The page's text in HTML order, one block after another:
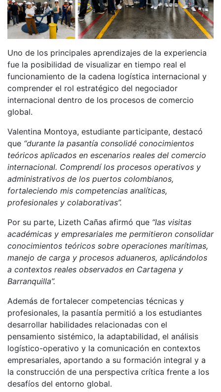
Uno de los principales aprendizajes de la experiencia
fue la posibilidad de visualizar en tiempo real el
funcionamiento de la cadena logística internacional y
comprender el rol estratégico del negociador
internacional dentro de los procesos de comercio
global.
Valentina Montoya, estudiante participante, destacó
que “durante la pasantía consolidé conocimientos
teóricos aplicados en escenarios reales del comercio
internacional. Comprendí los procesos operativos y
administrativos de los puertos colombianos,
fortaleciendo mis competencias analíticas,
profesionales y colaborativas”.
Por su parte, Lizeth Cañas afirmó que “las visitas
académicas y empresariales me permitieron consolidar
conocimientos teóricos sobre operaciones marítimas,
manejo de carga y procesos aduaneros, aplicándolos
a contextos reales observados en Cartagena y
Barranquilla”.
Además de fortalecer competencias técnicas y
profesionales, la pasantía permitió a los estudiantes
desarrollar habilidades relacionadas con el
pensamiento sistémico, la adaptabilidad, el análisis
logístico-operativo y la comunicación en contextos
empresariales, aportando a su formación integral y a
la construcción de una perspectiva crítica frente a los
desafíos del entorno global.